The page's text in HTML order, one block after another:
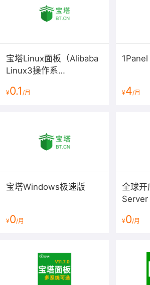
mysql账号：root密码：
用户名:admin 默认密码:wdlinux.cn
、软件目录
apache端口 80，
宝塔Linux面板（Alibaba
Linux3操作系
服务器管理/BT Panel）
¥0.1 /月
1Panel
¥4/月
宝塔Windows极速版
¥0/月
全球
Server
¥0/月